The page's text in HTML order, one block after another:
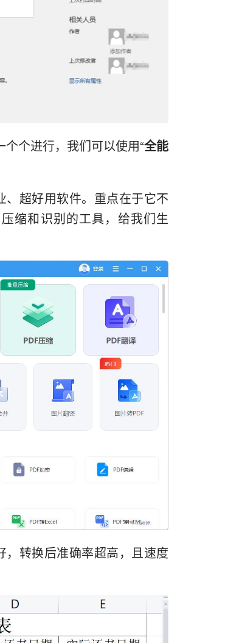
个进行，我们可以使用“全能
超好用软件。重点在于它不
缩和识别的工具，给我们生
转换后准确率超高，且速度